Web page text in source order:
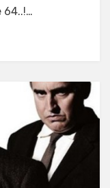
64..!…